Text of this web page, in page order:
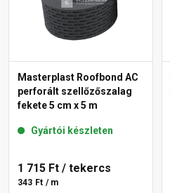
Masterplast Roofbond AC
perforált szellőzőszalag
fekete 5 cm x 5 m
Gyártói készleten
1 715 Ft / tekercs
343 Ft / m